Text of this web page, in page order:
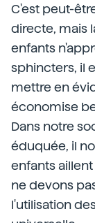
C'est peut-
directe, mais
enfants
sphincters, il
mettre en
économise
Dans notre
éduquée, il
enfants
ne devons
l'utilisation